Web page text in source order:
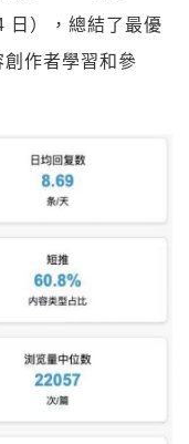
日），總結了最優
作者學習和參